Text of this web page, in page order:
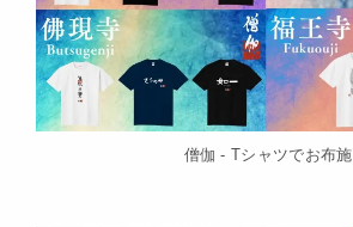
僧伽 - Tシャツでお布施